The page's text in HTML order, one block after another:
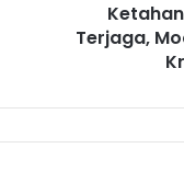
o
Terjaga,